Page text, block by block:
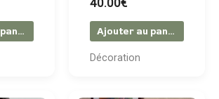
Ajouter au panier Ajouter au panier
Décoration